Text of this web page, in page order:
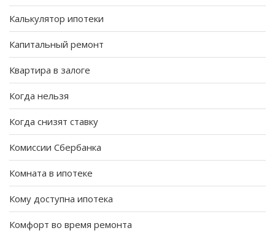
Калькулятор ипотеки
Капитальный ремонт
Квартира в залоге
Когда нельзя
Когда снизят ставку
Комиссии Сбербанка
Комната в ипотеке
Кому доступна ипотека
Комфорт во время ремонта